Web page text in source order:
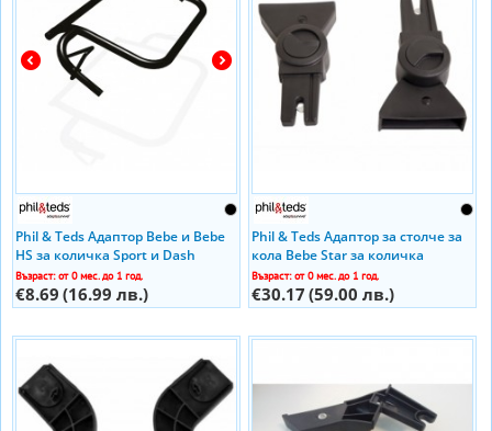
Phil & Teds Адаптор Bebe и Bebe
HS за количка Sport и Dash
Възраст: от 0 мес. до 1 год.
€8.69 (16.99 лв.)
Phil & Teds Адаптор за столче за
кола Bebe Star за количка
Promenade
Възраст: от 0 мес. до 1 год.
€30.17 (59.00 лв.)